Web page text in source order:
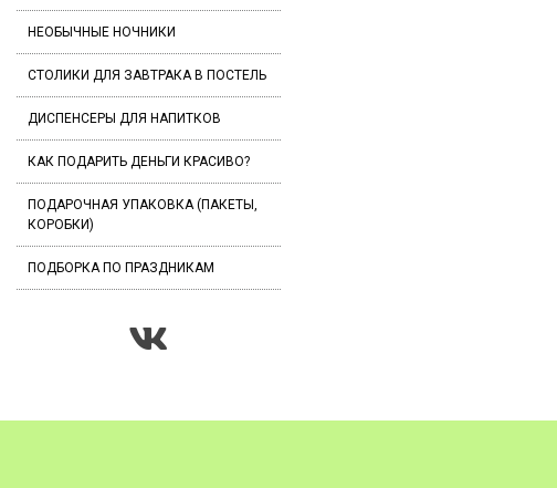
НЕОБЫЧНЫЕ НОЧНИКИ
СТОЛИКИ ДЛЯ ЗАВТРАКА В ПОСТЕЛЬ
ДИСПЕНСЕРЫ ДЛЯ НАПИТКОВ
КАК ПОДАРИТЬ ДЕНЬГИ КРАСИВО?
ПОДАРОЧНАЯ УПАКОВКА (ПАКЕТЫ,
КОРОБКИ)
ПОДБОРКА ПО ПРАЗДНИКАМ